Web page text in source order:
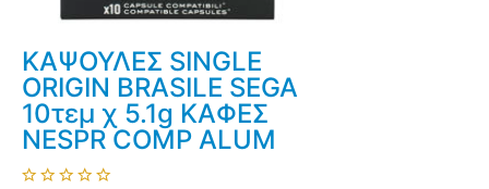
ΚΑΨΟΥΛΕΣ SINGLE
ORIGIN BRASILE SEGA
10τεμ χ 5.1g ΚΑΦΕΣ
NESPR COMP ALUM